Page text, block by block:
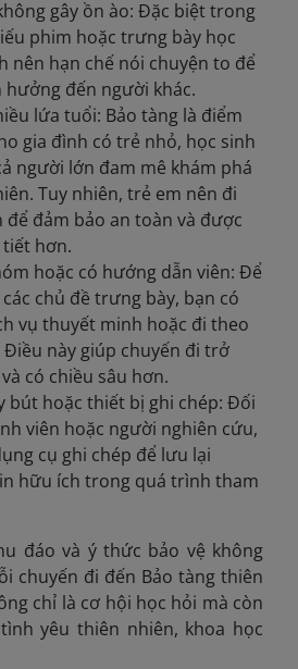
gây ồn ào: Đặc biệt trong
phim hoặc trưng bày học
nên hạn chế nói chuyện to để
hưởng đến người khác.
lứa tuổi: Bảo tàng là điểm
gia đình có trẻ nhỏ, học sinh
người lớn đam mê khám phá
Tuy nhiên, trẻ em nên đi
để đảm bảo an toàn và được
hơn.
hoặc có hướng dẫn viên: Để
chủ đề trưng bày, bạn có
vụ thuyết minh hoặc đi theo
này giúp chuyến đi trở
có chiều sâu hơn.
bút hoặc thiết bị ghi chép: Đối
viên hoặc người nghiên cứu,
cụ ghi chép để lưu lại
hữu ích trong quá trình tham
đáo và ý thức bảo vệ không
chuyến đi đến Bảo tàng thiên
chỉ là cơ hội học hỏi mà còn
yêu thiên nhiên, khoa học